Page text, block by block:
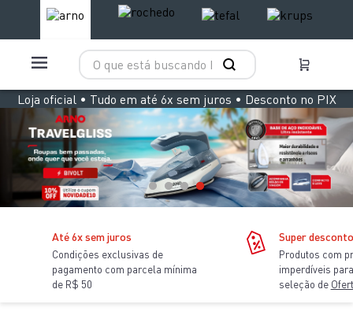
O que está buscando hoje?
Loja oficial • Tudo em até 6x sem juros • Desconto no PIX
Até 6x sem juros
Condições exclusivas de
pagamento com parcela mínima
de R$ 50
Super
Produtos com
imperdíveis
seleção de
TERMOS MAIS BUSCADOS
1º
aspirador x clean 4
2º
clipso vermelha
3º
panelas pressão
4º
air fryer arno easy fry extra superfície
6 º
duo power